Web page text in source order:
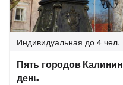
Индивидуальная до 4 чел.
Пять городов
день